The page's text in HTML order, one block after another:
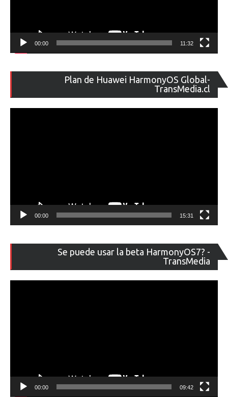
00:00 11:32
Plan de Huawei HarmonyOS Global-
TransMedia.cl
de
00:00 15:31
Se puede usar la beta HarmonyOS7? -
TransMedia
de
00:00 09:42